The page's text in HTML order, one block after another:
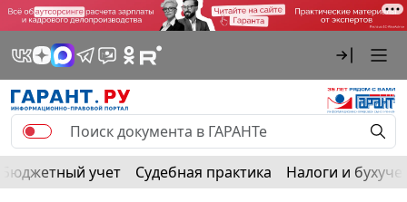
Бюджетный учет Судебная практика Налоги и